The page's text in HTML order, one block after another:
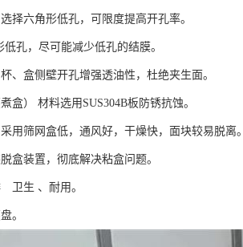
择六角形低孔，可限度提高开孔率。
低孔，尽可能减少低孔的结膜。
杯、盒侧壁开孔增强透油性，杜绝夹生面。
盒） 材料选用SUS304B板防锈抗蚀。
用筛网盒低，通风好，干燥快，面块较易脱离。
脱盒装置，彻底解决粘盒问题。
卫生 、耐用。
。